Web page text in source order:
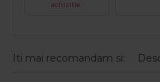
achizitie.
Iti mai recomandam si: